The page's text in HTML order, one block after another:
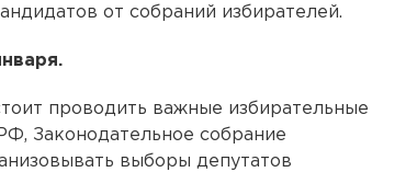
от собраний избирателей.
проводить важные избирательные
Законодательное собрание
выборы депутатов